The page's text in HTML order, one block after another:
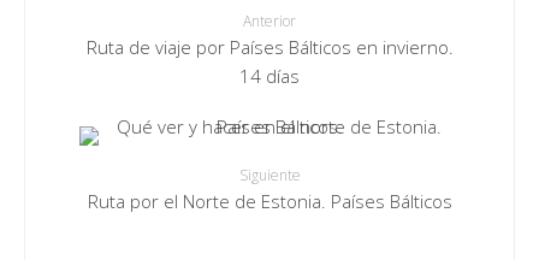
Anterior
Ruta de viaje por Países Bálticos en invierno.
14 días
Siguiente
Ruta por el Norte de Estonia. Países Bálticos